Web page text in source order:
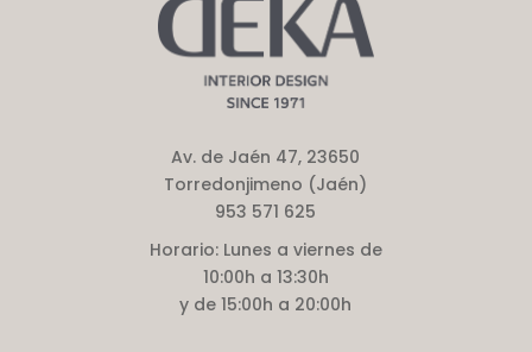
Av. de Jaén 47, 23650
Torredonjimeno (Jaén)
953 571 625
Horario:Lunes a viernes de
10:00h a 13:30h
y de 15:00h a 20:00h